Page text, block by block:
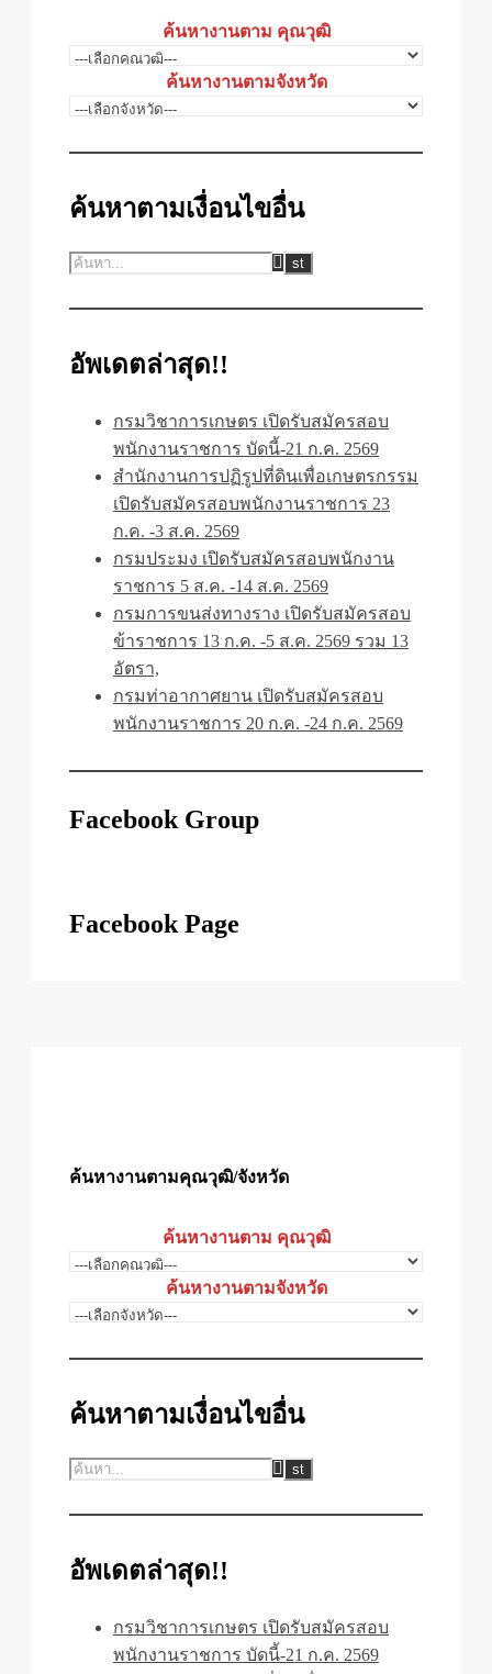
ค้นหางานตาม คุณวุฒิ
ค้นหางานตามจังหวัด
ค้นหาตามเงื่อนไขอื่น
อัพเดตล่าสุด!!
กรมวิชาการเกษตร เปิดรับสมัครสอบ
พนักงานราชการ บัดนี้-21 ก.ค. 2569
สำนักงานการปฏิรูปที่ดินเพื่อเกษตรกรรม
เปิดรับสมัครสอบพนักงานราชการ 23
ก.ค. -3 ส.ค. 2569
กรมประมง เปิดรับสมัครสอบพนักงาน
ราชการ 5 ส.ค. -14 ส.ค. 2569
กรมการขนส่งทางราง เปิดรับสมัครสอบ
ข้าราชการ 13 ก.ค. -5 ส.ค. 2569 รวม 13
อัตรา,
กรมท่าอากาศยาน เปิดรับสมัครสอบ
พนักงานราชการ 20 ก.ค. -24 ก.ค. 2569
Facebook Group
Facebook Page
ค้นหางานตามคุณวุฒิ/จังหวัด
ค้นหางานตาม คุณวุฒิ
ค้นหางานตามจังหวัด
ค้นหาตามเงื่อนไขอื่น
อัพเดตล่าสุด!!
กรมวิชาการเกษตร เปิดรับสมัครสอบ
พนักงานราชการ บัดนี้-21 ก.ค. 2569